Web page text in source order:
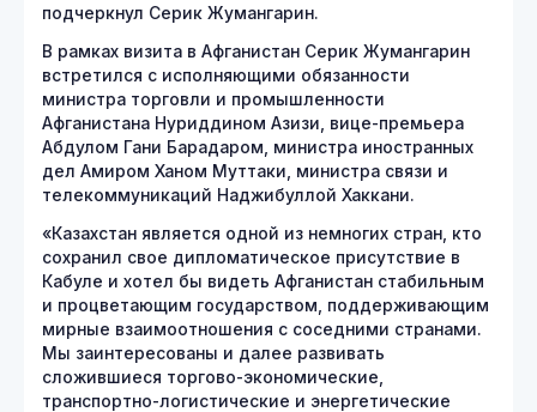
подчеркнул Серик Жумангарин.
В рамках визита в Афганистан Серик Жумангарин
встретился с исполняющими обязанности
министра торговли и промышленности
Афганистана Нуриддином Азизи, вице-премьера
Абдулом Гани Барадаром, министра иностранных
дел Амиром Ханом Муттаки, министра связи и
телекоммуникаций Наджибуллой Хаккани.
«Казахстан является одной из немногих стран, кто
сохранил свое дипломатическое присутствие в
Кабуле и хотел бы видеть Афганистан стабильным
и процветающим государством, поддерживающим
мирные взаимоотношения с соседними странами.
Мы заинтересованы и далее развивать
сложившиеся торгово-экономические,
транспортно-логистические и энергетические